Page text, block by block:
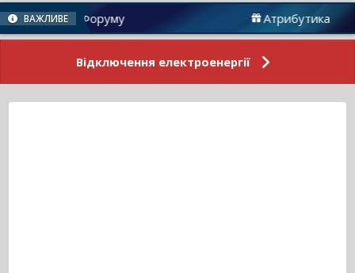
ВАЖЛИВЕ
Новини Форуму Атрибутика
Відключення електроенергії